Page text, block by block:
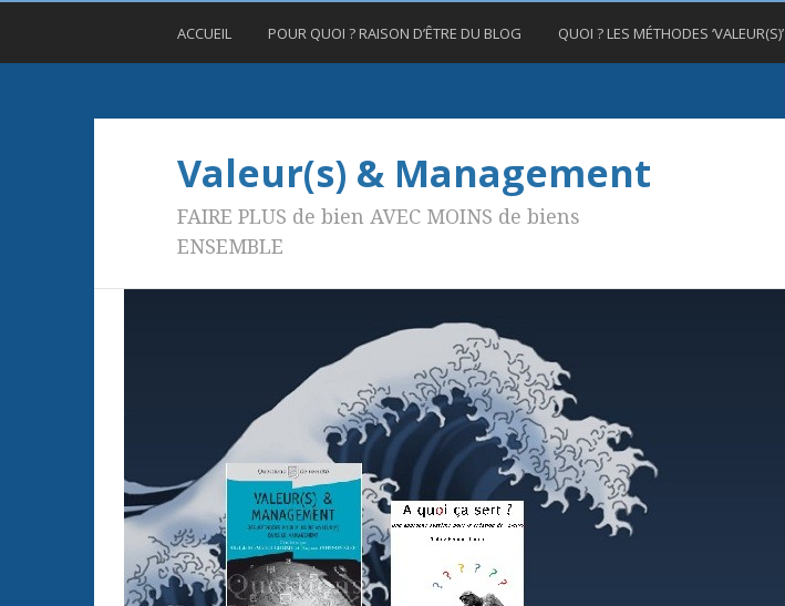
ACCUEIL POUR QUOI ? RAISON D’ÊTRE DU BLOG QUOI ? LES MÉTHODES ‘VALEUR(S)’
Valeur(s) & Management
FAIRE PLUS de bien AVEC MOINS de biens
ENSEMBLE